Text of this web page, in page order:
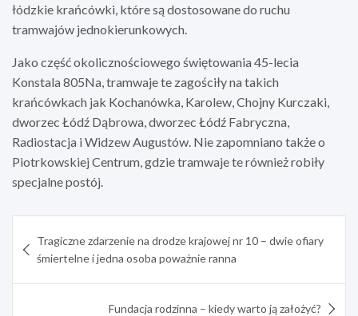
łódzkie krańcówki, które są dostosowane do ruchu
tramwajów jednokierunkowych.
Jako część okolicznościowego świętowania 45-lecia
Konstala 805Na, tramwaje te zagościły na takich
krańcówkach jak Kochanówka, Karolew, Chojny Kurczaki,
dworzec Łódź Dąbrowa, dworzec Łódź Fabryczna,
Radiostacja i Widzew Augustów. Nie zapomniano także o
Piotrkowskiej Centrum, gdzie tramwaje te również robiły
specjalne postój.
wpisu
Tragiczne zdarzenie na drodze krajowej nr 10 – dwie ofiary
śmiertelne i jedna osoba poważnie ranna
Fundacja rodzinna – kiedy warto ją założyć?